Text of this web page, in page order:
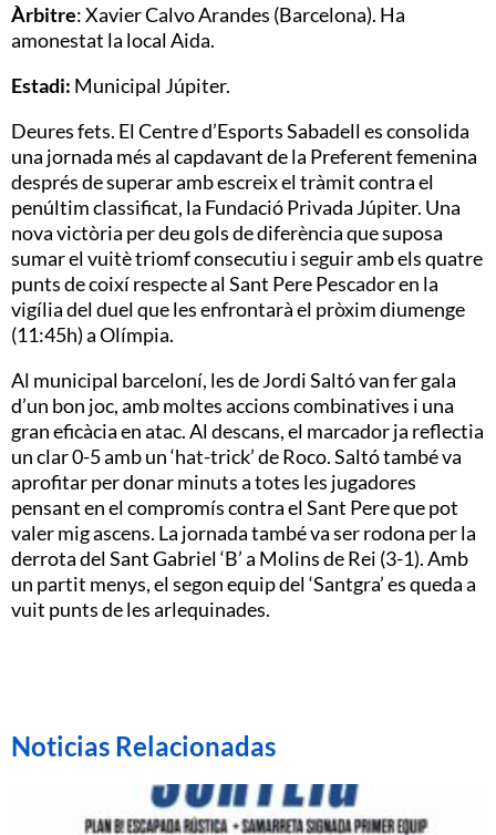
Àrbitre: Xavier Calvo Arandes (Barcelona). Ha
amonestat la local Aida.
Estadi: Municipal Júpiter.
Deures fets. El Centre d’Esports Sabadell es consolida
una jornada més al capdavant de la Preferent femenina
després de superar amb escreix el tràmit contra el
penúltim classificat, la Fundació Privada Júpiter. Una
nova victòria per deu gols de diferència que suposa
sumar el vuitè triomf consecutiu i seguir amb els quatre
punts de coixí respecte al Sant Pere Pescador en la
vigília del duel que les enfrontarà el pròxim diumenge
(11:45h) a Olímpia.
Al municipal barceloní, les de Jordi Saltó van fer gala
d’un bon joc, amb moltes accions combinatives i una
gran eficàcia en atac. Al descans, el marcador ja reflectia
un clar 0-5 amb un ‘hat-trick’ de Roco. Saltó també va
aprofitar per donar minuts a totes les jugadores
pensant en el compromís contra el Sant Pere que pot
valer mig ascens. La jornada també va ser rodona per la
derrota del Sant Gabriel ‘B’ a Molins de Rei (3-1). Amb
un partit menys, el segon equip del ‘Santgra’ es queda a
vuit punts de les arlequinades.
Noticias Relacionadas